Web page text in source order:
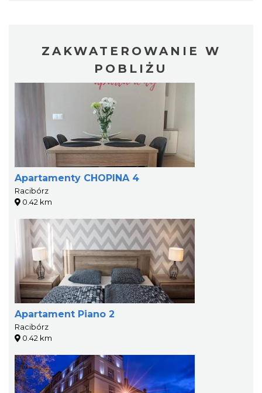
ZAKWATEROWANIE W
POBLIŻU
Apartamenty CHOPINA 4
Racibórz
0.42 km
Apartament Piano 2
Racibórz
0.42 km